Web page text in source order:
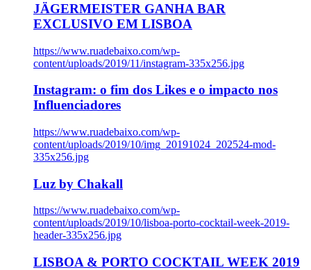
JÄGERMEISTER GANHA BAR
EXCLUSIVO EM LISBOA
https://www.ruadebaixo.com/wp-
content/uploads/2019/11/instagram-335x256.jpg
Instagram: o fim dos Likes e o impacto nos
Influenciadores
https://www.ruadebaixo.com/wp-
content/uploads/2019/10/img_20191024_202524-mod-
335x256.jpg
Luz by Chakall
https://www.ruadebaixo.com/wp-
content/uploads/2019/10/lisboa-porto-cocktail-week-2019-
header-335x256.jpg
LISBOA & PORTO COCKTAIL WEEK 2019